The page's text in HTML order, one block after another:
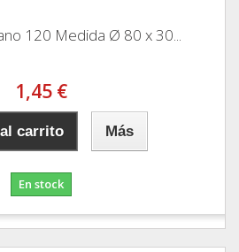
120 Medida Ø 80 x 30...
1,45 €
carrito Más
En stock